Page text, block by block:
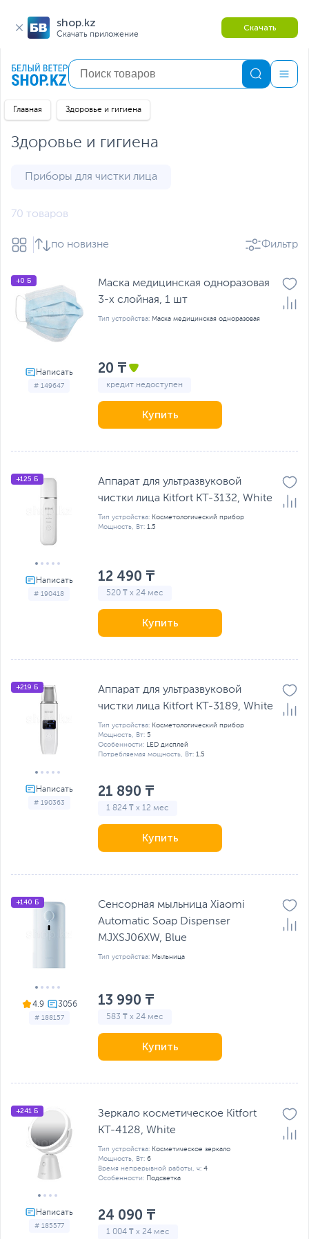
shop.kz
Скачать приложение
Скачать
Главная Здоровье и гигиена
Здоровье и гигиена
Приборы для чистки лица
70 товаров
по новизне Фильтр
# 149647
+0 Б
Маска медицинская одноразовая
3-х слойная, 1 шт
Тип устройства: Маска медицинская одноразовая
20 ₸
кредит недоступен
Купить
# 190418
+125 Б
Аппарат для ультразвуковой
чистки лица Kitfort КТ-3132, White
Тип устройства: Косметологический прибор
Мощность, Вт: 1.5
12 490 ₸
520 ₸ x 24 мес
Купить
# 190363
+219 Б
Аппарат для ультразвуковой
чистки лица Kitfort KT-3189, White
Тип устройства: Косметологический прибор
Мощность, Вт: 5
Особенности: LED дисплей
Потребляемая мощность, Вт: 1.5
21 890 ₸
1 824 ₸ x 12 мес
Купить
4.9
# 188157
+140 Б
Сенсорная мыльница Xiaomi
Automatic Soap Dispenser
MJXSJ06XW, Blue
Тип устройства: Мыльница
13 990 ₸
583 ₸ x 24 мес
Купить
# 185577
+241 Б
Зеркало косметическое Kitfort
КТ-4128, White
Тип устройства: Косметическое зеркало
Мощность, Вт: 6
Время непрерывной работы, ч: 4
Особенности: Подсветка
24 090 ₸
1 004 ₸ x 24 мес